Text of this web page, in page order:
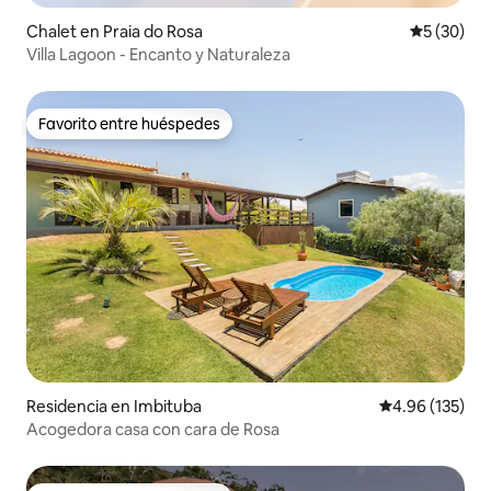
Chalet en Praia do Rosa
5 (30)
Villa Lagoon - Encanto y Naturaleza
Favorito entre huéspedes
Favorito entre huéspedes
Residencia en Imbituba Calificación
4.96 (135)
Acogedora casa con cara de Rosa